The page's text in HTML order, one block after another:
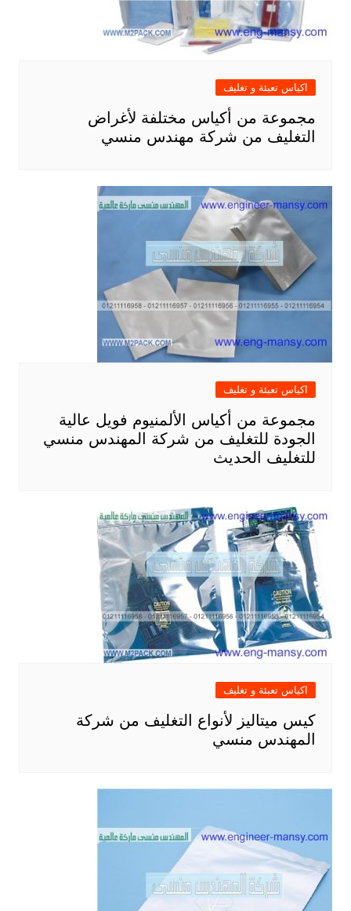
اكياس تعبئة و تغليف
مجموعة من أكياس مختلفة لأغراض
التغليف من شركة مهندس منسي
اكياس تعبئة و تغليف
مجموعة من أكياس الألمنيوم فويل عالية
الجودة للتغليف من شركة المهندس منسي
للتغليف الحديث
اكياس تعبئة و تغليف
كيس ميتاليز لأنواع التغليف من شركة
المهندس منسي